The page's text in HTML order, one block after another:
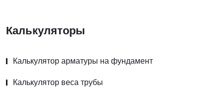
Калькуляторы
Калькулятор арматуры на фундамент
Калькулятор веса трубы